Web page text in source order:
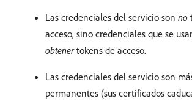
Las credenciales del servicio son no
acceso, sino credenciales que se
obtenertokens de acceso.
Las credenciales del servicio son
permanentes (sus certificados